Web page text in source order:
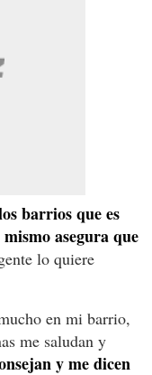
barrios que es
asegura que
lo quiere
en mi barrio,
me saludan y
y me dicen